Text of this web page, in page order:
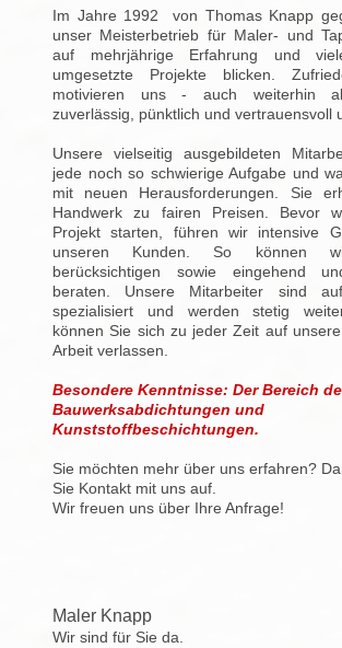
Im Jahre 1992 von Thomas Knapp
unser Meisterbetrieb für Maler- und
auf mehrjährige Erfahrung und
umgesetzte Projekte blicken.
motivieren uns - auch weiterhin
zuverlässig, pünktlich und vertrauensvoll
Unsere vielseitig ausgebildeten
jede noch so schwierige Aufgabe und
mit neuen Herausforderungen. Sie
Handwerk zu fairen Preisen. Bevor
Projekt starten, führen wir intensive
unseren Kunden. So können
berücksichtigen sowie eingehend
beraten. Unsere Mitarbeiter sind
spezialisiert und werden stetig
können Sie sich zu jeder Zeit auf
Arbeit verlassen.
Besondere Kenntnisse: Der Bereich
Bauwerksabdichtungen und
Kunststoffbeschichtungen.
Sie möchten mehr über uns erfahren?
Sie Kontakt mit uns auf.
Wir freuen uns über Ihre Anfrage!
Maler Knapp
Wir sind für Sie da.